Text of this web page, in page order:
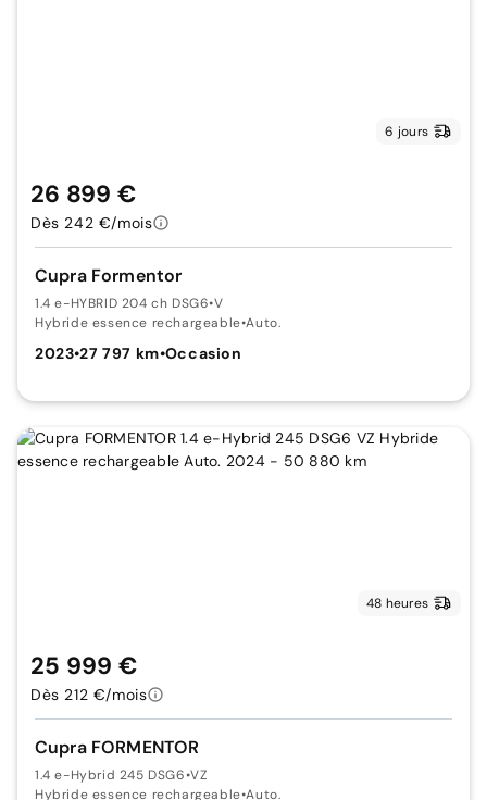
6 jours
Cupra Formentor
1.4 e-HYBRID 204 ch DSG6•V
Hybride essence rechargeable•Auto.
2023•27 797 km•Occasion
26 899 €
Dès 242 €/mois
48 heures
Cupra FORMENTOR
1.4 e-Hybrid 245 DSG6•VZ
Hybride essence rechargeable•Auto.
25 999 €
Dès 212 €/mois